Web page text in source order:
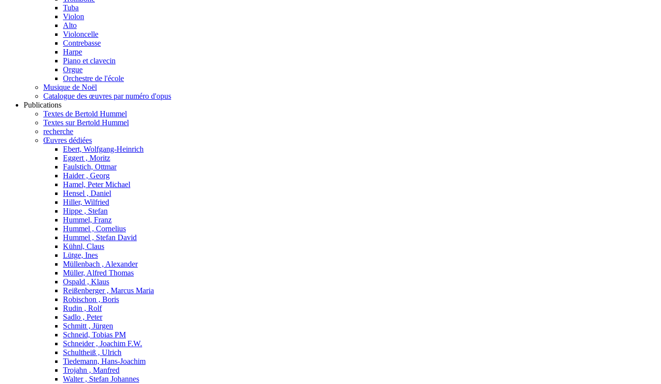
Tuba
Violon
Alto
Violoncelle
Contrebasse
Harpe
Piano et clavecin
Orgue
Orchestre de l'école
Musique de Noël
Catalogue des œuvres par numéro d'opus
Publications
Textes de Bertold Hummel
Textes sur Bertold Hummel
recherche
Œuvres dédiées
Ebert, Wolfgang-Heinrich
Eggert , Moritz
Faulstich, Ottmar
Haider , Georg
Hamel, Peter Michael
Hensel , Daniel
Hiller, Wilfried
Hippe , Stefan
Hummel, Franz
Hummel , Cornelius
Hummel , Stefan David
Kühnl, Claus
Lütge, Ines
Müllenbach , Alexander
Müller, Alfred Thomas
Ospald , Klaus
Reißenberger , Marcus Maria
Robischon , Boris
Rudin , Rolf
Sadlo , Peter
Schmitt , Jürgen
Schneid, Tobias PM
Schneider , Joachim F.W.
Schultheiß , Ulrich
Tiedemann, Hans-Joachim
Trojahn , Manfred
Walter , Stefan Johannes